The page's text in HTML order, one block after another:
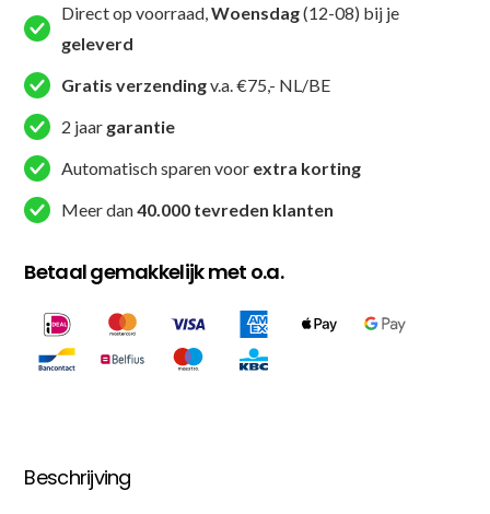
Direct op voorraad,Woensdag(12-08) bij je
geleverd
Gratis verzendingv.a. €75,- NL/BE
2 jaar garantie
Automatisch sparen voor extra korting
Meer dan40.000 tevreden klanten
Betaal gemakkelijk met o.a.
Beschrijving